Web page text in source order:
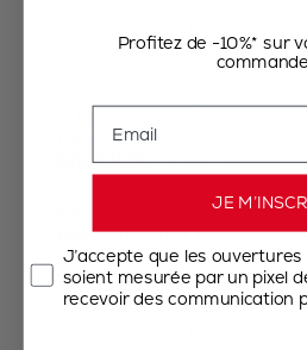
+10 couleurs+6 couleurs Voir
4.7/5-83avis
Duo de moulins à poivre
bois, chocolat et ...
Chocolat
56,90 €
Profitez de -10%* sur
JE
J’accepte que les
soient mesurée par un pixel
recevoir des communication